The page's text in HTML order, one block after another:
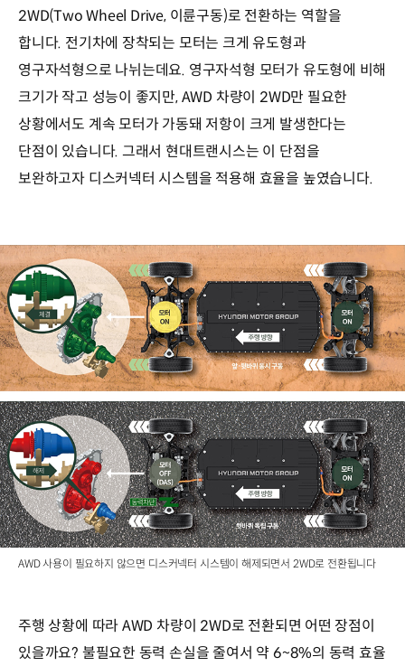
2WD(Two Wheel Drive, 이륜구동)로 전환하는 역할을
합니다. 전기차에 장착되는 모터는 크게 유도형과
영구자석형으로 나뉘는데요. 영구자석형 모터가 유도형에 비해
크기가 작고 성능이 좋지만, AWD 차량이 2WD만 필요한
상황에서도 계속 모터가 가동돼 저항이 크게 발생한다는
단점이 있습니다. 그래서 현대트랜시스는 이 단점을
보완하고자 디스커넥터 시스템을 적용해 효율을 높였습니다.
AWD 사용이 필요하지 않으면 디스커넥터 시스템이 해제되면서 2WD로 전환됩니다
주행 상황에 따라 AWD 차량이 2WD로 전환되면 어떤 장점이
있을까요? 불필요한 동력 손실을 줄여서 약 6~8%의 동력 효율